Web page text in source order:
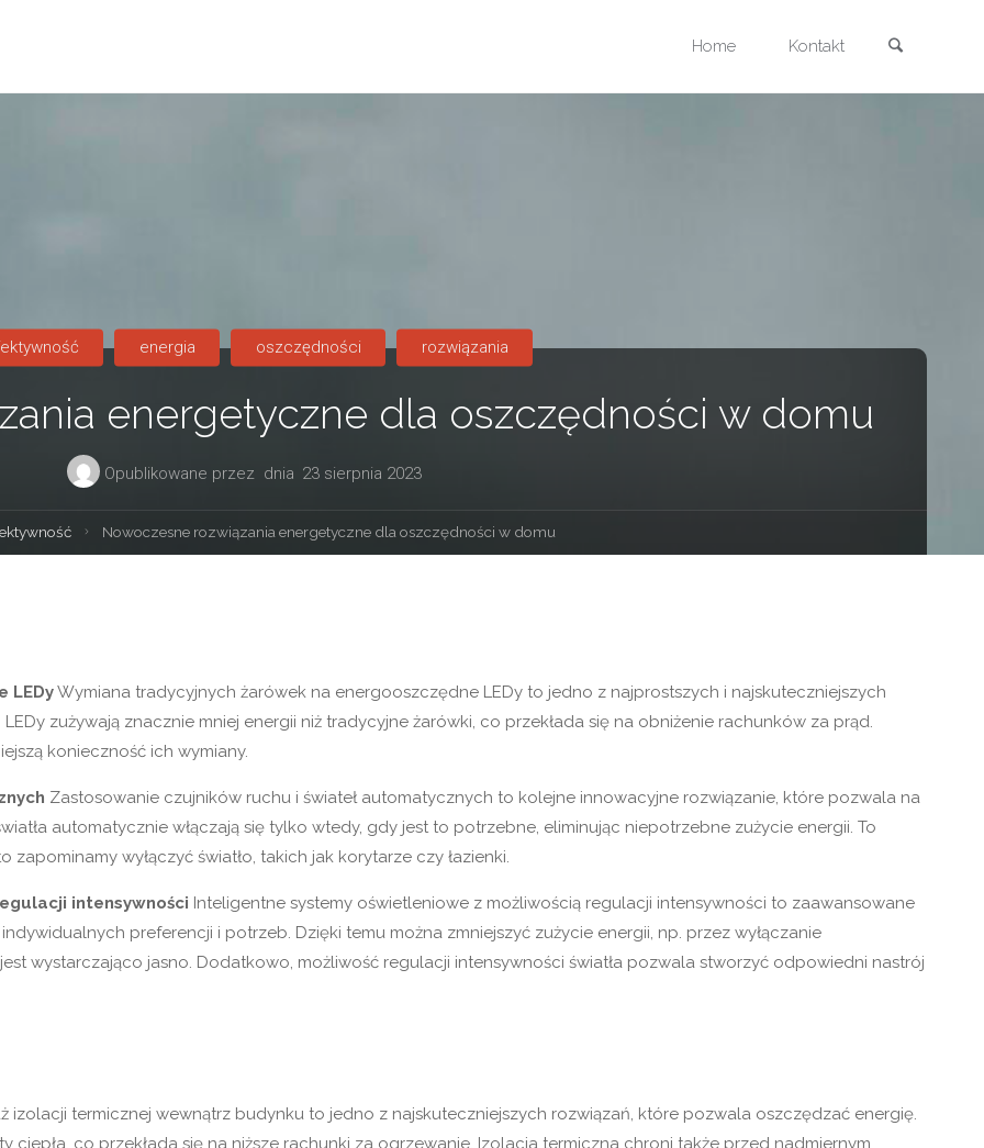
Home Kontakt
energetyczne dla oszczędności w domu
Opublikowane przez dnia 23 sierpnia 2023
energia oszczędności rozwiązania
Nowoczesne rozwiązania energetyczne dla oszczędności w domu
LEDyWymiana tradycyjnych żarówek na energooszczędne LEDy to jedno z najprostszych i najskuteczniejszych
zużywają znacznie mniej energii niż tradycyjne żarówki, co przekłada się na obniżenie rachunków za prąd.
konieczność ich wymiany.
Zastosowanie czujników ruchu i świateł automatycznych to kolejne innowacyjne rozwiązanie, które pozwala na
automatycznie włączają się tylko wtedy, gdy jest to potrzebne, eliminując niepotrzebne zużycie energii. To
wyłączyć światło, takich jak korytarze czy łazienki.
intensywności Inteligentne systemy oświetleniowe z możliwością regulacji intensywności to zaawansowane
preferencji i potrzeb. Dzięki temu można zmniejszyć zużycie energii, np. przez wyłączanie
wystarczająco jasno. Dodatkowo, możliwość regulacji intensywności światła pozwala stworzyć odpowiedni nastrój
izolacji termicznej wewnątrz budynku to jedno z najskuteczniejszych rozwiązań, które pozwala oszczędzać energię.
co przekłada się na niższe rachunki za ogrzewanie. Izolacja termiczna chroni także przed nadmiernym